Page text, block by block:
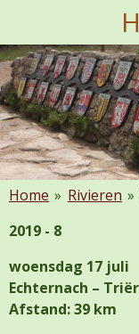
naar
de
hoofdinhoud
Home » Rivieren »
2019 - 8
woensdag 17 juli
Echternach – Triër
Afstand: 39 km